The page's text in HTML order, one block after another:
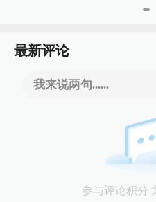
最新评论
我来说两句......
参与评论积分